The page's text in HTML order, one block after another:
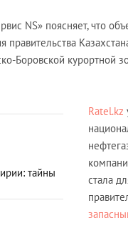
NS» поясняет, что
правительства
Боровской курортной
тайны
Ratel.kz
стала